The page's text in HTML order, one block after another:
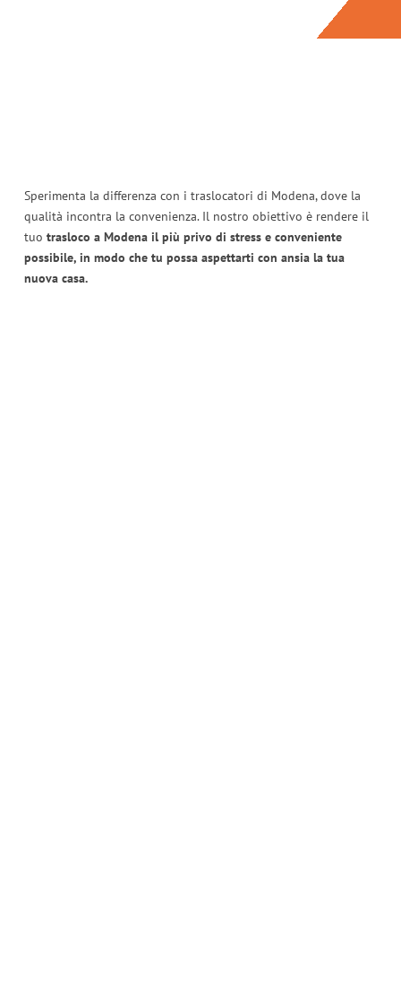
Sperimenta la differenza con i traslocatori di Modena, dove la
qualità incontra la convenienza. Il nostro obiettivo è rendere il
tuo trasloco a Modena il più privo di stress e conveniente
possibile, in modo che tu possa aspettarti con ansia la tua
nuova casa.